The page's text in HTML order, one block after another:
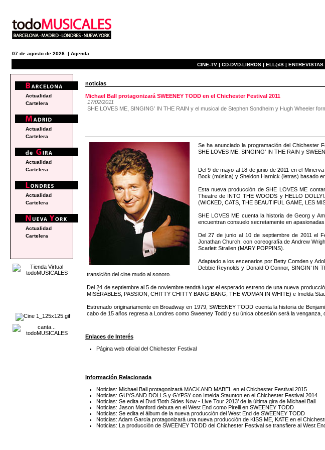
07 de agosto de 2026 | Agenda
CINE-TV | CD-DVD-LIBROS | ELL@S | ENTREVISTAS
noticias
Michael Ball protagonizará SWEENEY TODD en el Chichester Festival 2011
17/02/2011
SHE LOVES ME, SINGING’ IN THE RAIN y el musical de Stephen Sondheim y Hugh Wheeler
Se ha anunciado la programación del Chichester
SHE LOVES ME, SINGING’ IN THE RAIN y
Del 9 de mayo al 18 de junio de 2011 en el
Bock (música) y Sheldon Harnick (letras) basado
Esta nueva producción de SHE LOVES ME
Theatre de INTO THE WOODS y HELLO
(WICKED, CATS, THE BEAUTIFUL GAME, LES
SHE LOVES ME cuenta la historia de Georg y
encuentran consuelo secretamente en
Del 27 de junio al 10 de septiembre de 2011 el
Jonathan Church, con coreografía de Andrew
Scarlett Strallen (MARY POPPINS).
Adaptado a los escenarios por Betty Comden y
Debbie Reynolds y Donald O’Connor, SINGIN’
transición del cine mudo al sonoro.
Del 24 de septiembre al 5 de noviembre tendrá lugar el esperado estreno de una nueva
MISÉRABLES, PASSION, CHITTY CHITTY BANG BANG, THE WOMAN IN WHITE) e Imelda
Estrenado originariamente en Broadway en 1979, SWEENEY TODD cuenta la historia de
cabo de 15 años regresa a Londres como Sweeney Todd y su única obsesión será la
Enlaces de Interés
Página web oficial del Chichester Festival
Información Relacionada
Noticias: Michael Ball protagonizará MACK AND MABEL en el Chichester Festival 2015
Noticias: GUYS AND DOLLS y GYPSY con Imelda Staunton en el Chichester Festival 2014
Noticias: Se edita el Dvd ‘Both Sides Now - Live Tour 2013’ de la última gira de Michael Ball
Noticias: Jason Manford debuta en el West End como Pirelli en SWEENEY TODD
Noticias: Se edita el álbum de la nueva producción del West End de SWEENEY TODD
Noticias: Adam Garcia protagonizará una nueva producción de KISS ME, KATE en el
Noticias: La producción de SWEENEY TODD del Chichester Festival se transfiere al West
Actualidad
Cartelera
Actualidad
Cartelera
Actualidad
Cartelera
Actualidad
Cartelera
Actualidad
Cartelera